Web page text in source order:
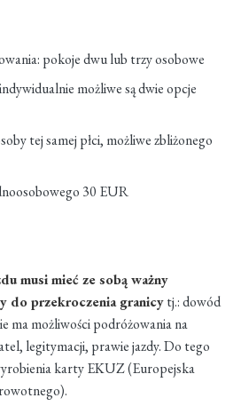
pokoje dwu lub trzy osobowe
możliwe są dwie opcje
tej samej płci, możliwe zbliżonego
30 EUR
musi mieć ze sobą ważny
do przekroczenia granicytj.: dowód
ma możliwości podróżowania na
legitymacji, prawie jazdy. Do tego
karty EKUZ (Europejska